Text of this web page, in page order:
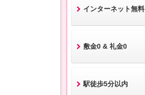
インターネット無料
敷金0 & 礼金0
駅徒歩5分以内